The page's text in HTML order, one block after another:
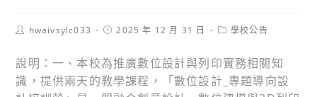
Posthwaivsylc033
Post2025 年 12 月 31 日
Post學校公告
說明：一、本校為推廣數位設計與列印實務相關知
識，提供兩天的教學課程，「數位設計_專題導向設